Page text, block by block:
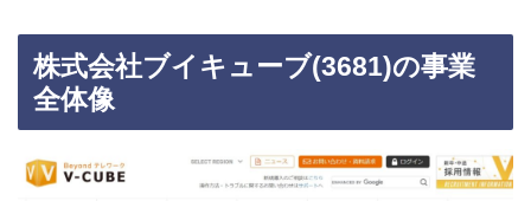
株式会社ブイキューブ(3681)の事業
全体像